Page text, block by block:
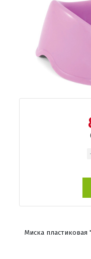
Миска пластиковая